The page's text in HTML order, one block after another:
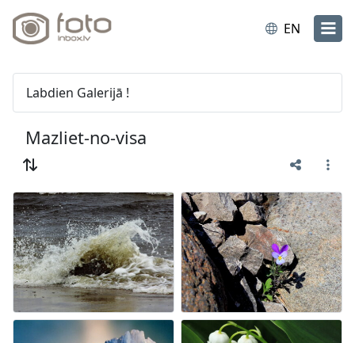
EN
Labdien Galerijā !
Mazliet-no-visa